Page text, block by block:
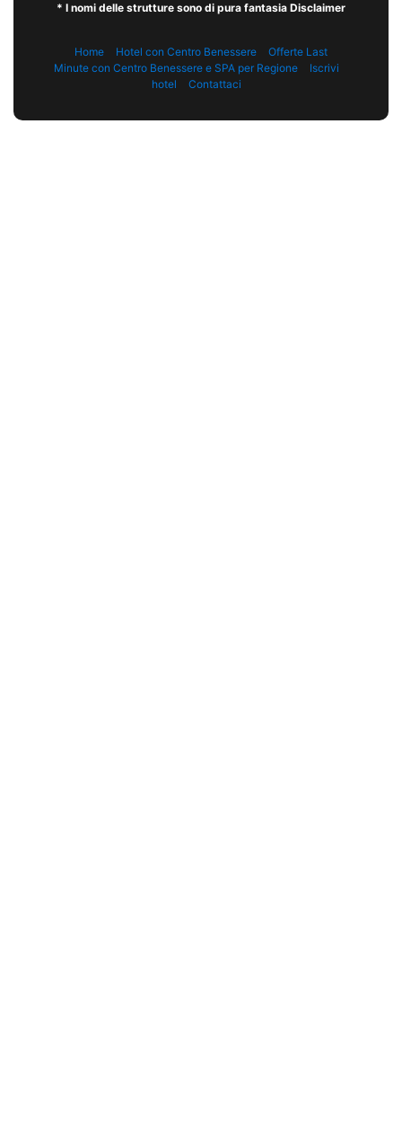
* I nomi delle strutture sono di pura fantasia Disclaimer
Home Hotel con Centro Benessere
Offerte Last
Minute con Centro Benessere e SPA per Regione
Iscrivi
hotel
Contattaci